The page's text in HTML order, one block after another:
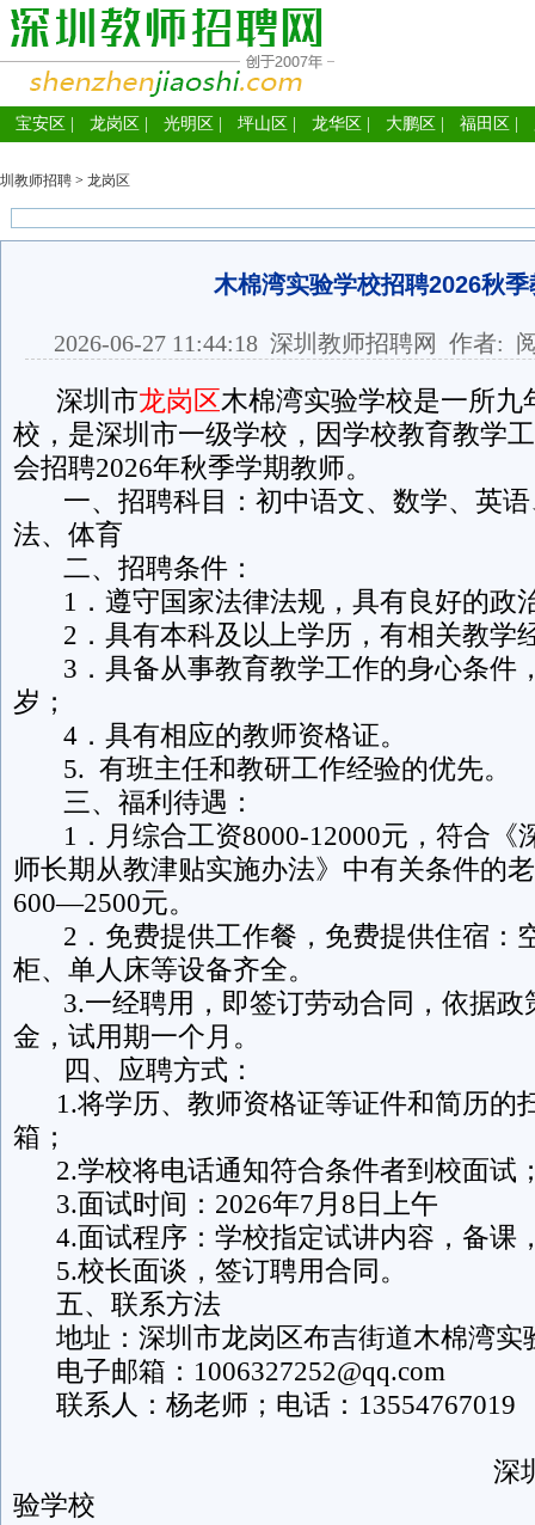
宝安区 龙岗区 光明区 坪山区 龙华区 大鹏区 福田区
圳教师招聘 > 龙岗区
木棉湾实验学校招聘2026秋季
2026-06-27 11:44:18 深圳教师招聘网 作者:
深圳市龙岗区木棉湾实验学校是一所九
校，是深圳市一级学校，因学校教育教学
会招聘2026年秋季学期教师。
一、招聘科目：初中语文、数学、英语
法、体育
二、招聘条件：
1．遵守国家法律法规，具有良好的政
2．具有本科及以上学历，有相关教学
3．具备从事教育教学工作的身心条件
岁；
4．具有相应的教师资格证。
5. 有班主任和教研工作经验的优先。
三、福利待遇：
1．月综合工资8000-12000元，符合《
师长期从教津贴实施办法》中有关条件的
600—2500元。
2．免费提供工作餐，免费提供住宿：
柜、单人床等设备齐全。
3.一经聘用，即签订劳动合同，依据政
金，试用期一个月。
四、应聘方式：
1.将学历、教师资格证等证件和简历的
箱；
2.学校将电话通知符合条件者到校面试
3.面试时间：2026年7月8日上午
4.面试程序：学校指定试讲内容，备课
5.校长面谈，签订聘用合同。
五、联系方法
地址：深圳市龙岗区布吉街道木棉湾实
电子邮箱：1006327252@qq.com
联系人：杨老师；电话：13554767019
深圳市龙岗区
验学校